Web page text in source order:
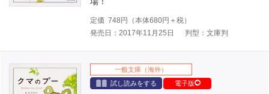
定価 748 円（本体680円＋税）
発売日：2017年11月25日
判型：文庫判
一般文庫（海外）
試し読みをする
電子版